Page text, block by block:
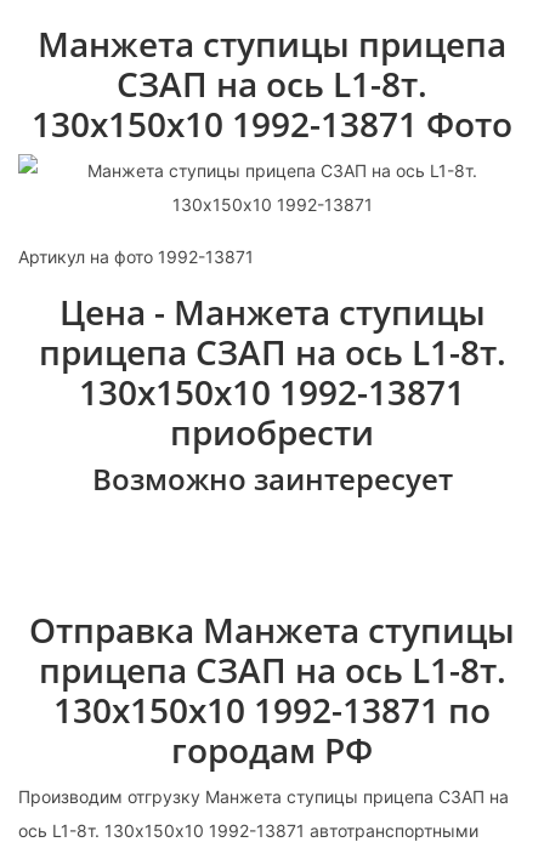
Манжета ступицы прицепа
СЗАП на ось L1-8т.
130х150х10 1992-13871 Фото
Артикул на фото 1992-13871
Цена - Манжета ступицы
прицепа СЗАП на ось L1-8т.
130х150х10 1992-13871
приобрести
Возможно заинтересует
Отправка Манжета ступицы
прицепа СЗАП на ось L1-8т.
130х150х10 1992-13871 по
городам РФ
Производим отгрузку Манжета ступицы прицепа СЗАП на
ось L1-8т. 130х150х10 1992-13871 автотранспортными